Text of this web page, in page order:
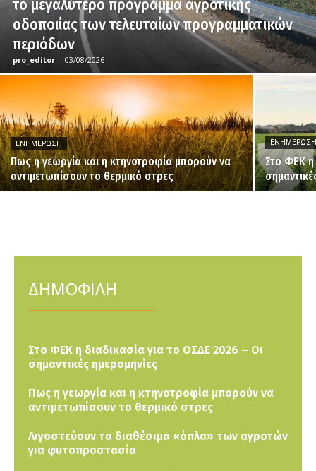
το μεγαλύτερο πρόγραμμα αγροτικής
οδοποιίας των τελευταίων προγραμματικών
περιόδων
pro_editor - 03/08/2026
ΕΝΗΜΈΡΩΣΗ
Πως η γεωργία και η κτηνοτροφία μπορούν να
αντιμετωπίσουν το θερμικό στρες
Στο ΦΕΚ η
ΔΗΜΟΦΙΛΗ
Στο ΦΕΚ η διαδικασία για το ΟΣΔΕ 2026 – Οι
σημαντικές ημερομηνίες
Πως η γεωργία και η κτηνοτροφία μπορούν να
αντιμετωπίσουν το θερμικό στρες
Λιγοστεύουν τα διαθέσιμα «όπλα» των αγροτών
για φυτοπροστασία